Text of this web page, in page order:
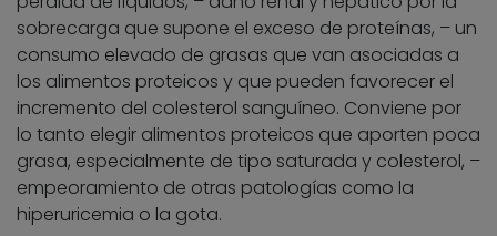
sobrecarga que supone el exceso de proteínas, – un
consumo elevado de grasas que van asociadas a
los alimentos proteicos y que pueden favorecer el
incremento del colesterol sanguíneo. Conviene por
lo tanto elegir alimentos proteicos que aporten poca
grasa, especialmente de tipo saturada y colesterol, –
empeoramiento de otras patologías como la
hiperuricemia o la gota.